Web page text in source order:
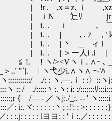
ｉ ,xz､｀
ｉ ! そうなん
八/ﾉﾘ
. ｧ , '
_ ィ i
ー人i .i |
ヽｉ. ∧ｰ ､ _
弋少i.∧ヽ∧ ｰ-'ﾊ
ヽ.―.ｉ : :〉::ヽ
:.ヽ: i: :/:::::::ﾘ
ヽj:./_:. -‐ ' ヽ:::::i
: :丶; :!': : >: : : : :
ヨ: : 'ｉ:.／: : : : : :